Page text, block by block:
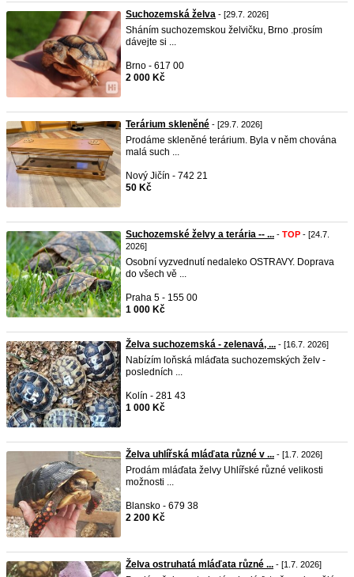
Suchozemská želva - [29.7. 2026]
Sháním suchozemskou želvičku, Brno .prosím
dávejte si ...
Brno - 617 00
2 000 Kč
Terárium skleněné - [29.7. 2026]
Prodáme skleněné terárium. Byla v něm chována
malá such ...
Nový Jičín - 742 21
50 Kč
Suchozemské želvy a terária -- ... - TOP - [24.7.
2026]
Osobní vyzvednutí nedaleko OSTRAVY. Doprava
do všech vě ...
Praha 5 - 155 00
1 000 Kč
Želva suchozemská - zelenavá, ... - [16.7. 2026]
Nabízím loňská mláďata suchozemských želv -
posledních ...
Kolín - 281 43
1 000 Kč
Želva uhlířská mláďata různé v ... - [1.7. 2026]
Prodám mláďata želvy Uhlířské různé velikosti
možnosti ...
Blansko - 679 38
2 200 Kč
Želva ostruhatá mláďata různé ... - [1.7. 2026]